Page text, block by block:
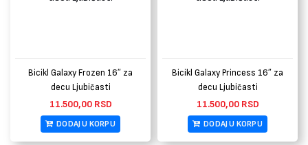
Bicikl Galaxy Frozen 16″ za
decu Ljubičasti
11.500,00 RSD
DODAJ U KORPU
Bicikl Galaxy Princess 16″ za
decu Ljubičasti
11.500,00 RSD
DODAJ U KORPU